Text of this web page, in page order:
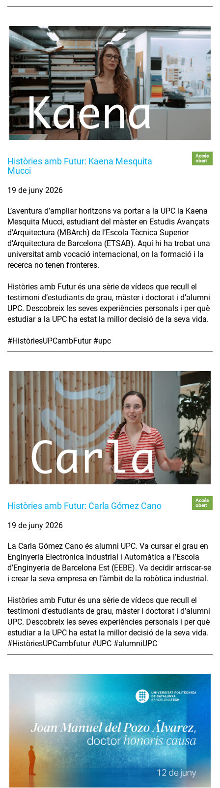
Històries amb Futur: Kaena Mesquita
Mucci
Accés
obert
19 de juny 2026
L’aventura d’ampliar horitzons va portar a la UPC la Kaena
Mesquita Mucci, estudiant del màster en Estudis Avançats
d’Arquitectura (MBArch) de l’Escola Tècnica Superior
d’Arquitectura de Barcelona (ETSAB). Aquí hi ha trobat una
universitat amb vocació internacional, on la formació i la
recerca no tenen fronteres.
Històries amb Futur és una sèrie de vídeos que recull el
testimoni d’estudiants de grau, màster i doctorat i d’alumni
UPC. Descobreix les seves experiències personals i per què
estudiar a la UPC ha estat la millor decisió de la seva vida.
#HistòriesUPCambFutur #upc
Històries amb Futur: Carla Gómez Cano
Accés
obert
19 de juny 2026
La Carla Gómez Cano és alumni UPC. Va cursar el grau en
Enginyeria Electrònica Industrial i Automàtica a l’Escola
d’Enginyeria de Barcelona Est (EEBE). Va decidir arriscar-se
i crear la seva empresa en l’àmbit de la robòtica industrial.
Històries amb Futur és una sèrie de vídeos que recull el
testimoni d’estudiants de grau, màster i doctorat i d’alumni
UPC. Descobreix les seves experiències personals i per què
estudiar a la UPC ha estat la millor decisió de la seva vida.
#HistòriesUPCambfutur #UPC #alumniUPC